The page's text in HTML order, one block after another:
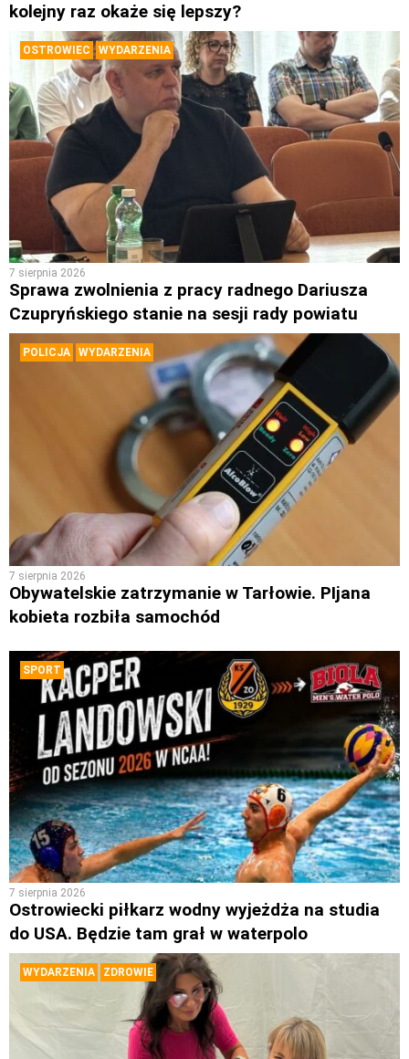
kolejny raz okaże się lepszy?
OSTROWIEC WYDARZENIA
7 sierpnia 2026
Sprawa zwolnienia z pracy radnego Dariusza
Czupryńskiego stanie na sesji rady powiatu
POLICJA WYDARZENIA
7 sierpnia 2026
Obywatelskie zatrzymanie w Tarłowie. PIjana
kobieta rozbiła samochód
SPORT
7 sierpnia 2026
Ostrowiecki piłkarz wodny wyjeżdża na studia
do USA. Będzie tam grał w waterpolo
WYDARZENIA ZDROWIE